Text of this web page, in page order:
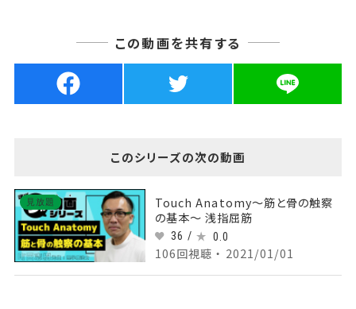
この動画を共有する
このシリーズの次の動画
見放題
Touch Anatomy～筋と骨の触察
の基本～ 浅指屈筋
36 / 0.0
106回視聴 ・ 2021/01/01